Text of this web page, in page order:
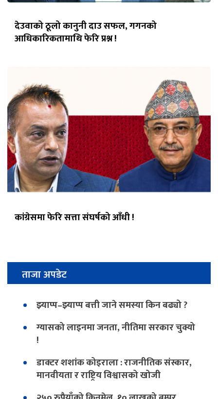
देउवाको ठूलो कानुनी दाउ सफल, गगनको
आधिकारिकतामाथि फेरि प्रश्न !
कांग्रेसमा फेरि सत्ता संघर्षको आँधी !
ताजा अपडेट
झ्याप्प–झ्याप्प बत्ती जाने समस्या किन बढ्यो ?
ग्यासको लाइनमा जनता, नीतिमा सरकार चुक्यो
!
डाक्टर शशांक कोइराला : राजनीतिक संस्कार,
मानवीयता र राष्ट्रिय विश्वासको खोजी